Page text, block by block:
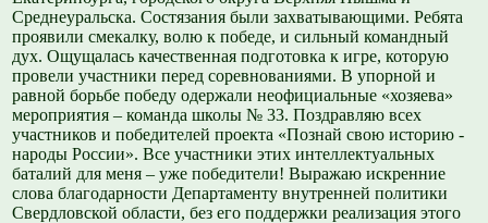
Среднеуральска. Состязания были захватывающими. Ребята
проявили смекалку, волю к победе, и сильный командный
дух. Ощущалась качественная подготовка к игре, которую
провели участники перед соревнованиями. В упорной и
равной борьбе победу одержали неофициальные «хозяева»
мероприятия – команда школы № 33. Поздравляю всех
участников и победителей проекта «Познай свою историю -
народы России». Все участники этих интеллектуальных
баталий для меня – уже победители! Выражаю искренние
слова благодарности Департаменту внутренней политики
Свердловской области, без его поддержки реализация этого